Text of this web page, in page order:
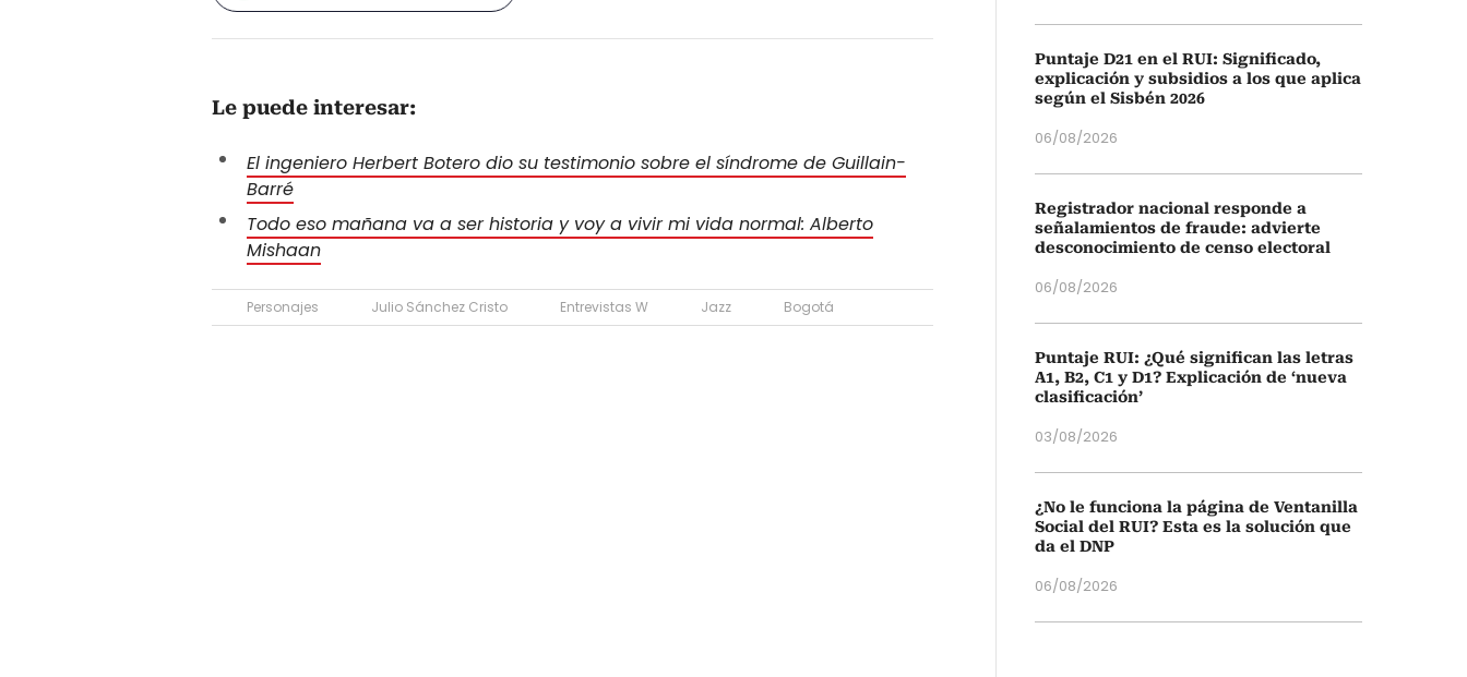
Le puede interesar:
El ingeniero Herbert Botero dio su testimonio sobre el síndrome de Guillain-
Barré
Todo eso mañana va a ser historia y voy a vivir mi vida normal: Alberto
Mishaan
Personajes Julio Sánchez Cristo Entrevistas W Jazz Bogotá
Puntaje D21 en el RUI: Significado,
explicación y subsidios a los que aplica
según el Sisbén 2026
06/08/2026
Registrador nacional responde a
señalamientos de fraude: advierte
desconocimiento de censo electoral
06/08/2026
Puntaje RUI: ¿Qué significan las letras
A1, B2, C1 y D1? Explicación de ‘nueva
clasificación’
03/08/2026
¿No le funciona la página de Ventanilla
Social del RUI? Esta es la solución que
da el DNP
06/08/2026